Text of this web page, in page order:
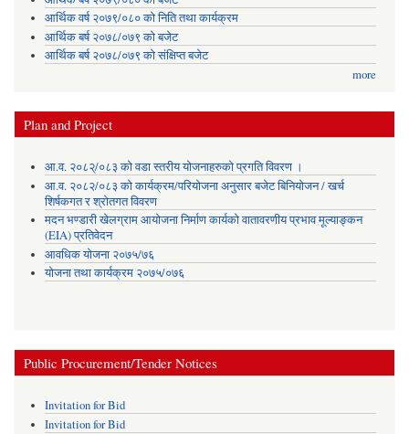
आर्थिक वर्ष २०७९/०८० को निति तथा कार्यक्रम
आर्थिक बर्ष २०७८/०७९ को बजेट
आर्थिक बर्ष २०७८/०७९ को संक्षिप्त बजेट
more
Plan and Project
आ.व. २०८२्/०८३ को वडा स्तरीय योजनाहरुको प्रगति विवरण ।
आ.व. २०८२/०८३ को कार्यक्रम/परियोजना अनुसार बजेट बिनियोजन / खर्च
शिर्षकगत र श्रोतगत विवरण
मदन भण्डारी खेलग्राम आयोजना निर्माण कार्यको वातावरणीय प्रभाव मूल्याङ्कन
(EIA) प्रतिवेदन
आवधिक योजना २०७५/७६
योजना तथा कार्यक्रम २०७५/०७६
Public Procurement/Tender Notices
Invitation for Bid
Invitation for Bid